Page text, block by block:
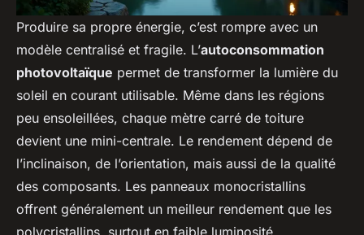
Produire sa propre énergie, c’est rompre avec un
modèle centralisé et fragile. L’autoconsommation
photovoltaïque permet de transformer la lumière du
soleil en courant utilisable. Même dans les régions
peu ensoleillées, chaque mètre carré de toiture
devient une mini-centrale. Le rendement dépend de
l’inclinaison, de l’orientation, mais aussi de la qualité
des composants. Les panneaux monocristallins
offrent généralement un meilleur rendement que les
polycristallins, surtout en faible luminosité.